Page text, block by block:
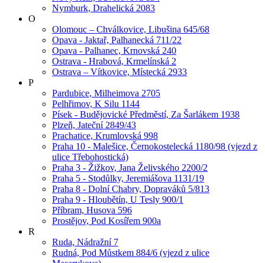
Nymburk, Drahelická 2083
O
Olomouc – Chválkovice, Libušina 645/68
Opava - Jaktař, Palhanecká 711/22
Opava - Palhanec, Krnovská 240
Ostrava - Hrabová, Krmelínská 2
Ostrava – Vítkovice, Místecká 2933
P
Pardubice, Milheimova 2705
Pelhřimov, K Silu 1144
Písek - Budějovické Předměstí, Za Šarlákem 1938
Plzeň, Jateční 2849/43
Prachatice, Krumlovská 998
Praha 10 - Malešice, Černokostelecká 1180/98 (vjezd z
ulice Třebohostická)
Praha 3 - Žižkov, Jana Želivského 2200/2
Praha 5 - Stodůlky, Jeremiášova 1131/19
Praha 8 - Dolní Chabry, Dopraváků 5/813
Praha 9 - Hloubětín, U Tesly 900/1
Příbram, Husova 596
Prostějov, Pod Kosířem 900a
R
Ruda, Nádražní 7
Rudná, Pod Můstkem 884/6 (vjezd z ulice